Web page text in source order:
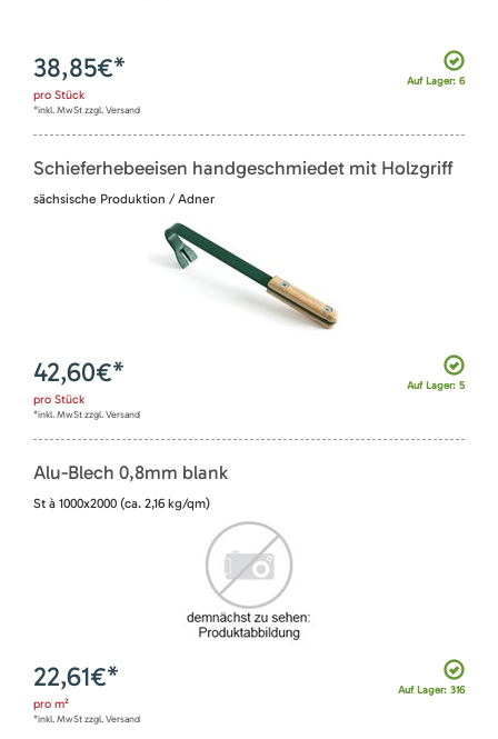
Auf Lager: 6
38,85€*
pro Stück
*inkl. MwSt zzgl. Versand
Schieferhebeeisen handgeschmiedet mit Holzgriff
sächsische Produktion / Adner
Auf Lager: 5
42,60€*
pro Stück
*inkl. MwSt zzgl. Versand
Alu-Blech 0,8mm blank
St à 1000x2000 (ca. 2,16 kg/qm)
Auf Lager: 316
22,61€*
pro m²
*inkl. MwSt zzgl. Versand